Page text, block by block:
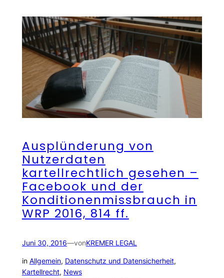
Ausplünderung von
Nutzerdaten
kartellrechtlich gesehen –
Facebook und der
Konditionenmissbrauch in
WRP 2016, 814 ff.
Juni 30, 2016—vonKREMER LEGAL
in Allgemein, Datenschutz und Datensicherheit
Kartellrecht, News